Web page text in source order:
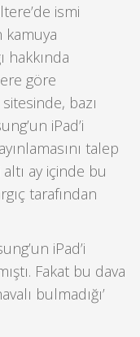
ismi
kamuya
hakkında
göre
bazı
iPad’i
talep
ay içinde bu
tarafından
iPad’i
Fakat bu dava
bulmadığı’